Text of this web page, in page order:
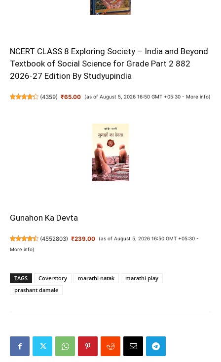
NCERT CLASS 8 Exploring Society – India and Beyond
Textbook of Social Science for Grade Part 2 882
2026-27 Edition By Studyupindia
(4359) ₹65.00 (as of August 5, 2026 16:50 GMT +05:30 - More info)
Gunahon Ka Devta
(4552803) ₹239.00
(as of August 5, 2026 16:50 GMT +05:30 -
More info)
TAGS Coverstory marathi natak
marathi play
prashant damale